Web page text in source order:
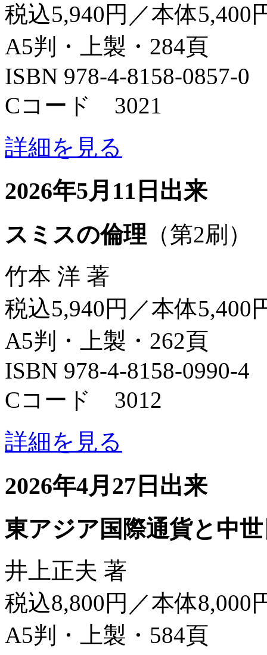
税込5,940円／本体5,400
A5判・上製・284頁
ISBN 978-4-8158-0857-0
Cコード 3021
詳細を見る
2026年5月11日出来
スミスの倫理 （第2刷）
竹本 洋 著
税込5,940円／本体5,400
A5判・上製・262頁
ISBN 978-4-8158-0990-4
Cコード 3012
詳細を見る
2026年4月27日出来
東アジア国際通貨と中
井上正夫 著
税込8,800円／本体8,000
A5判・上製・584頁